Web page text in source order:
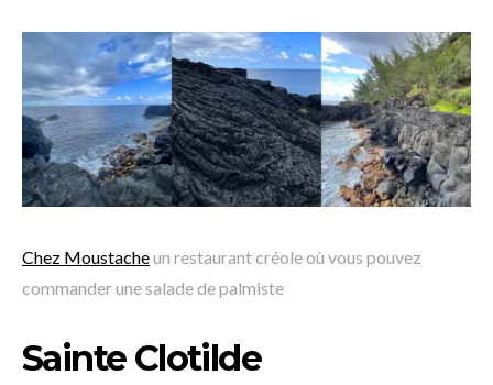
Chez Moustacheun restaurant créole où vous pouvez
commander une salade de palmiste
Sainte Clotilde